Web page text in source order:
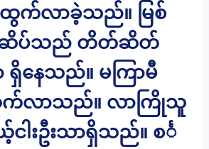
က်လာခဲ့သည်။ မြစ်
ေဆိပ်သည် တိတ်ဆိတ်
ရှိနေသည်။ မကြာမီ
လာသည်။ လာကြိုသူ
ါးဦးသာရှိသည်။ စင်္